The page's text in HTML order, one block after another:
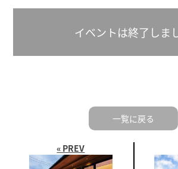
イベントは終了しま
« PREV
一覧に戻る